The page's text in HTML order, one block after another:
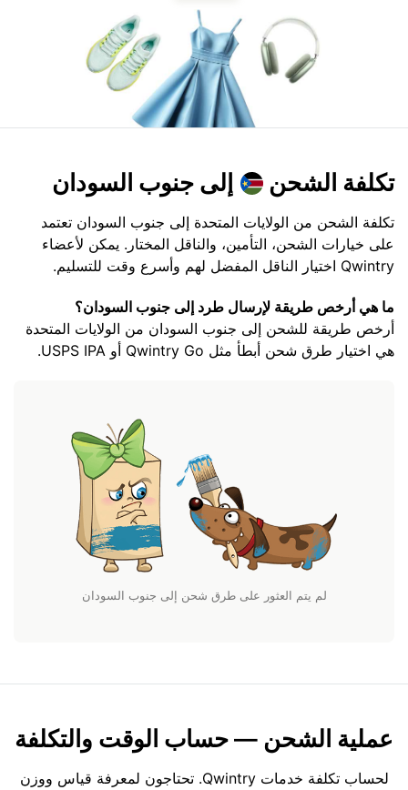
تكلفة الشحن إلى جنوب السودان
تكلفة الشحن من الولايات المتحدة إلى جنوب السودان تعتمد
على خيارات الشحن، التأمين، والناقل المختار. يمكن لأعضاء
Qwintry اختيار الناقل المفضل لهم وأسرع وقت للتسليم.
ما هي أرخص طريقة لإرسال طرد إلى جنوب السودان؟
أرخص طريقة للشحن إلى جنوب السودان من الولايات المتحدة
هي اختيار طرق شحن أبطأ مثل Qwintry Go أو USPS IPA.
لم يتم العثور على طرق شحن إلى جنوب السودان
عملية الشحن — حساب الوقت والتكلفة
لحساب تكلفة خدمات Qwintry. تحتاجون لمعرفة قياس ووزن